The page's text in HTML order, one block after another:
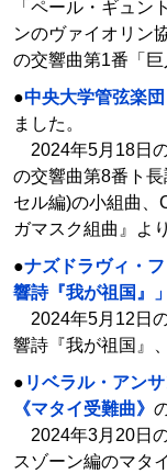
「ペール・ギュン
ンのヴァイオリン
の交響曲第1番「巨
●中央大学管弦楽
ました。
2024年5月18日
の交響曲第8番ト
セル編)の小組曲、
ガマスク組曲』よ
●ナズドラヴィ・
響詩『我が祖国』」
2024年5月12日
響詩『我が祖国』
● リベラル・アン
《マタイ受難曲》
2024年3月20日
スゾーン編のマタ